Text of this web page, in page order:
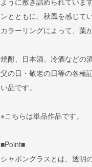
ンとともに、秋風を感じて
カラーリングによって、葉
焼酎、日本酒、冷酒などの
父の日・敬老の日等の各種
い品です。
※こちらは単品作品です。
■Point■
シャボングラスとは、透明